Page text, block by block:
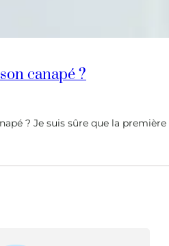
canapé ?
? Je suis sûre que la